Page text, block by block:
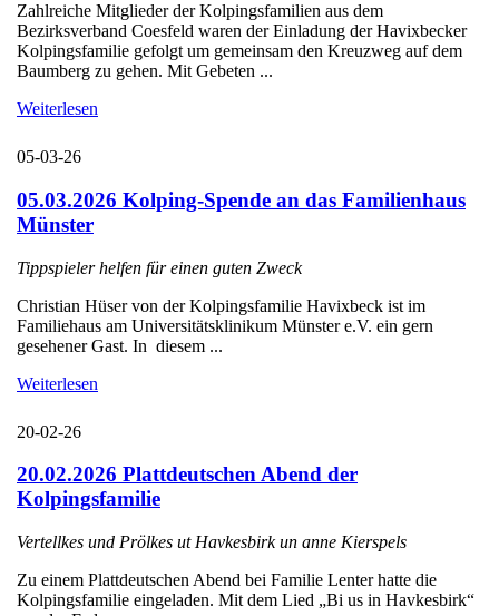
Zahlreiche Mitglieder der Kolpingsfamilien aus dem
Bezirksverband Coesfeld waren der Einladung der Havixbecker
Kolpingsfamilie gefolgt um gemeinsam den Kreuzweg auf dem
Baumberg zu gehen. Mit Gebeten ...
Weiterlesen
05-03-26
05.03.2026 Kolping-Spende an das Familienhaus
Münster
Tippspieler helfen für einen guten Zweck
Christian Hüser von der Kolpingsfamilie Havixbeck ist im
Familiehaus am Universitätsklinikum Münster e.V. ein gern
gesehener Gast. In diesem ...
Weiterlesen
20-02-26
20.02.2026 Plattdeutschen Abend der
Kolpingsfamilie
Vertellkes und Prölkes ut Havkesbirk un anne Kierspels
Zu einem Plattdeutschen Abend bei Familie Lenter hatte die
Kolpingsfamilie eingeladen. Mit dem Lied „Bi us in Havkesbirk“